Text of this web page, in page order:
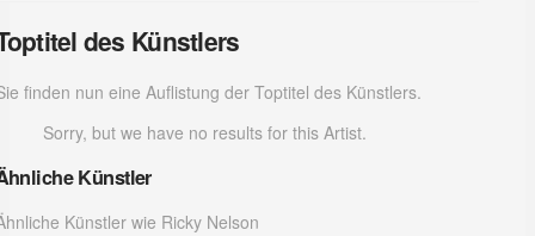
des Künstlers
finden nun eine Auflistung der Toptitel des Künstlers.
Sorry, but we have no results for this Artist.
Künstler
Künstler wie Ricky Nelson